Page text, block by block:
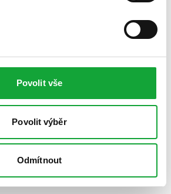
Povolit vše
Povolit výběr
Odmítnout